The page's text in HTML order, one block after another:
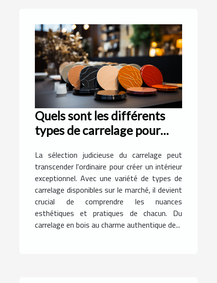
Quels sont les différents
types de carrelage pour
intérieur ?
La sélection judicieuse du carrelage peut
transcender l'ordinaire pour créer un intérieur
exceptionnel. Avec une variété de types de
carrelage disponibles sur le marché, il devient
crucial de comprendre les nuances
esthétiques et pratiques de chacun. Du
carrelage en bois au charme authentique de...